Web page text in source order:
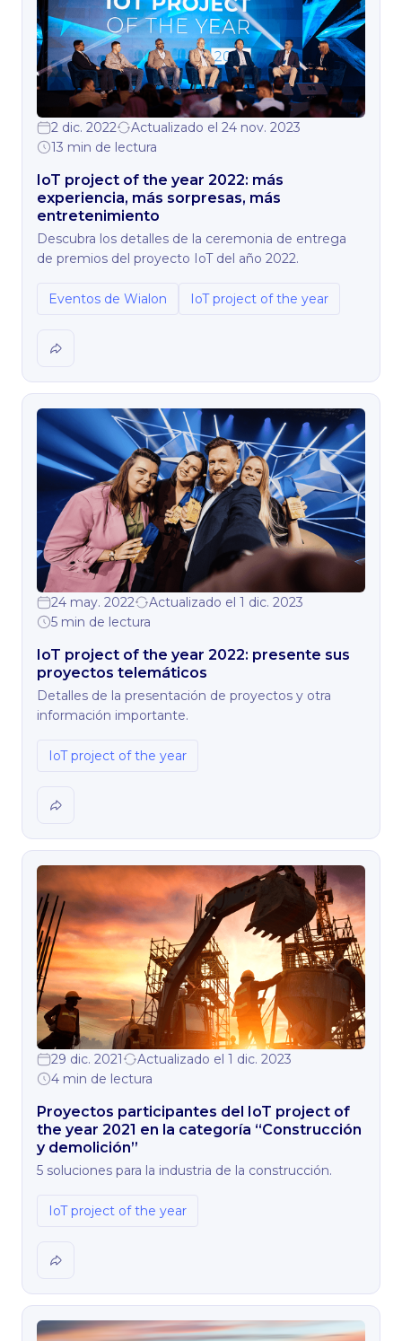
2 dic. 2022
Actualizado el 24 nov. 2023
13 min de lectura
IoT project of the year 2022: más
experiencia, más sorpresas, más
entretenimiento
Descubra los detalles de la ceremonia de entrega
de premios del proyecto IoT del año 2022.
Eventos de Wialon IoT project of the year
24 may. 2022
Actualizado el 1 dic. 2023
5 min de lectura
IoT project of the year 2022: presente sus
proyectos telemáticos
Detalles de la presentación de proyectos y otra
información importante.
IoT project of the year
29 dic. 2021
Actualizado el 1 dic. 2023
4 min de lectura
Proyectos participantes del IoT project of
the year 2021 en la categoría “Construcción
y demolición”
5 soluciones para la industria de la construcción.
IoT project of the year